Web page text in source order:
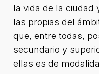
la vida de la ciudad
las propias del
que, entre todas,
secundario y
ellas es de